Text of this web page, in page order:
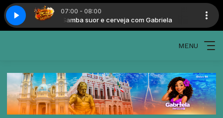
07:00 - 08:00
Samba suor e cerveja com Gabriela
MENU